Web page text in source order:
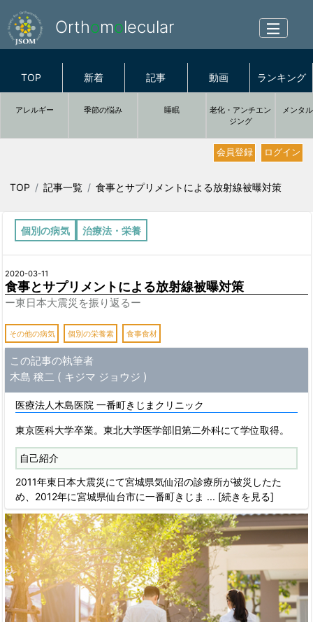
Orthomolecular
TOP 新着 記事 動画 ランキング
アレルギー 季節の悩み 睡眠
老化・アンチエン
ジング
メンタ
ログイン
会員登録
TOP 記事一覧 食事とサプリメントによる放射線被曝対策
個別の病気 治療法・栄養
2020-03-11
食事とサプリメントによる放射線被曝対策
ー東日本大震災を振り返るー
その他の病気 個別の栄養素 食事食材
この記事の執筆者
木島 穣二 ( キジマ ジョウジ )
医療法人木島医院 一番町きじまクリニック
東京医科大学卒業。東北大学医学部旧第二外科にて学位取得。
自己紹介
2011年東日本大震災にて宮城県気仙沼の診療所が被災したた
め、2012年に宮城県仙台市に一番町きじま ... [続きを見る]